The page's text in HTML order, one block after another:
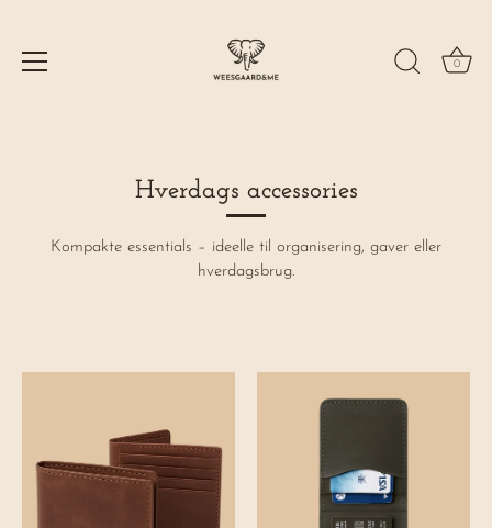
0
Hverdags accessories
Kompakte essentials – ideelle til organisering, gaver eller
hverdagsbrug.